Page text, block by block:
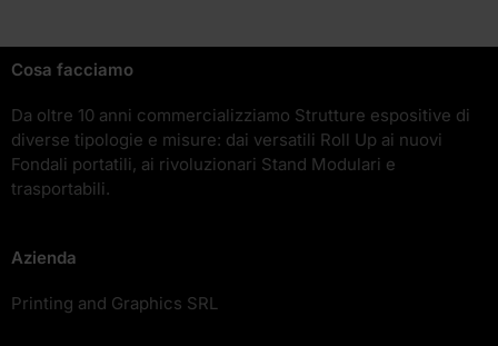
Cosa facciamo
Da oltre 10 anni commercializziamo Strutture espositive di
diverse tipologie e misure: dai versatili Roll Up ai nuovi
Fondali portatili, ai rivoluzionari Stand Modulari e
trasportabili.
Azienda
Printing and Graphics SRL